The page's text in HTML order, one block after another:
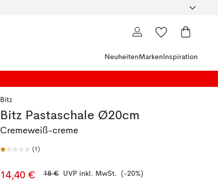
NeuheitenMarken Inspiration
Bitz
Bitz Pastaschale Ø20cm
Cremeweiß-creme
(1 )
14,40 € 18 € UVP inkl. MwSt. (-20%)